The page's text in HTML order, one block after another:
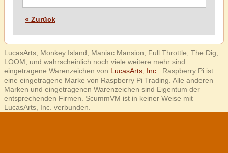
« Zurück
LucasArts, Monkey Island, Maniac Mansion, Full Throttle, The Dig,
LOOM, und wahrscheinlich noch viele weitere mehr sind
eingetragene Warenzeichen von LucasArts, Inc.
. Raspberry Pi ist
eine eingetragene Marke von Raspberry Pi Trading. Alle anderen
Marken und eingetragenen Warenzeichen sind Eigentum der
entsprechenden Firmen. ScummVM ist in keiner Weise mit
LucasArts, Inc. verbunden.